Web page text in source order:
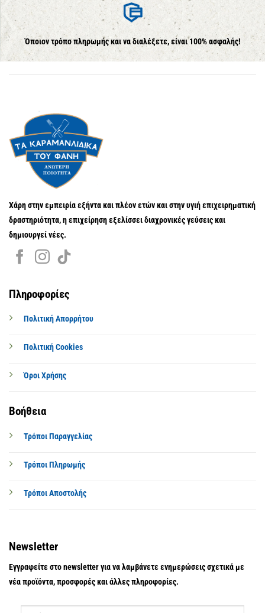
Όποιον τρόπο πληρωμής και να διαλέξετε, είναι 100% ασφαλής!
Χάρη στην εμπειρία εξήντα και πλέον ετών και στην υγιή επιχειρηματική
δραστηριότητα, η επιχείρηση εξελίσσει διαχρονικές γεύσεις και
δημιουργεί νέες.
Πληροφορίες
Πολιτική Απορρήτου
Πολιτική Cookies
Όροι Χρήσης
Βοήθεια
Τρόποι Παραγγελίας
Τρόποι Πληρωμής
Τρόποι Αποστολής
Newsletter
Εγγραφείτε στο newsletter για να λαμβάνετε ενημερώσεις σχετικά με
νέα προϊόντα, προσφορές και άλλες πληροφορίες.